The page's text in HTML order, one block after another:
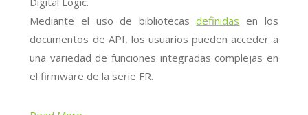
Mediante el uso de bibliotecasdefinidas en los
documentos de API, los usuarios pueden acceder a
una variedad de funciones integradas complejas en
el firmware de la serie FR.